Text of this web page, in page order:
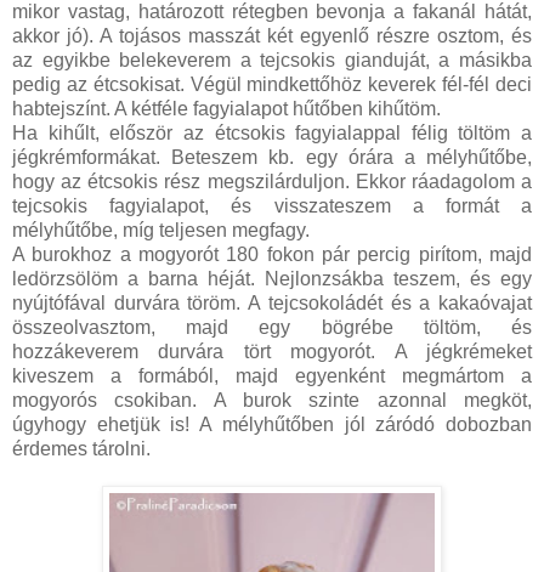
mikor vastag, határozott rétegben bevonja a fakanál hátát,
akkor jó). A tojásos masszát két egyenlő részre osztom, és
az egyikbe belekeverem a tejcsokis gianduját, a másikba
pedig az étcsokisat. Végül mindkettőhöz keverek fél-fél deci
habtejszínt. A kétféle fagyialapot hűtőben kihűtöm.
Ha kihűlt, először az étcsokis fagyialappal félig töltöm a
jégkrémformákat. Beteszem kb. egy órára a mélyhűtőbe,
hogy az étcsokis rész megszilárduljon. Ekkor ráadagolom a
tejcsokis fagyialapot, és visszateszem a formát a
mélyhűtőbe, míg teljesen megfagy.
A burokhoz a mogyorót 180 fokon pár percig pirítom, majd
ledörzsölöm a barna héját. Nejlonzsákba teszem, és egy
nyújtófával durvára töröm. A tejcsokoládét és a kakaóvajat
összeolvasztom, majd egy bögrébe töltöm, és
hozzákeverem durvára tört mogyorót. A jégkrémeket
kiveszem a formából, majd egyenként megmártom a
mogyorós csokiban. A burok szinte azonnal megköt,
úgyhogy ehetjük is! A mélyhűtőben jól záródó dobozban
érdemes tárolni.